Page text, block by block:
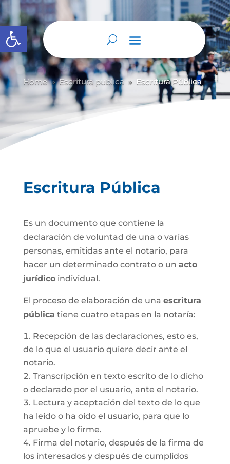
Abrir barra de herramientas
Home 9 Escritura publica 9 Escritura Pública
Escritura Pública
Es un documento que contiene la
declaración de voluntad de una o varias
personas, emitidas ante el notario, para
hacer un determinado contrato o un acto
jurídicoindividual.
El proceso de elaboración de una escritura
pública tiene cuatro etapas en la notaría:
Recepción de las declaraciones, esto es,
de lo que el usuario quiere decir ante el
notario.
Transcripción en texto escrito de lo dicho
o declarado por el usuario, ante el notario.
Lectura y aceptación del texto de lo que
ha leído o ha oído el usuario, para que lo
apruebe y lo firme.
Firma del notario, después de la firma de
los interesados y después de cumplidos